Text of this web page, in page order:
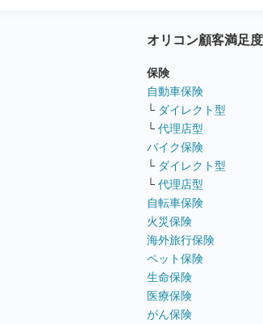
オリコン顧客満足
保険
自動車保険
└ ダイレクト型
└ 代理店型
バイク保険
└ ダイレクト型
└ 代理店型
自転車保険
火災保険
海外旅行保険
ペット保険
生命保険
医療保険
がん保険